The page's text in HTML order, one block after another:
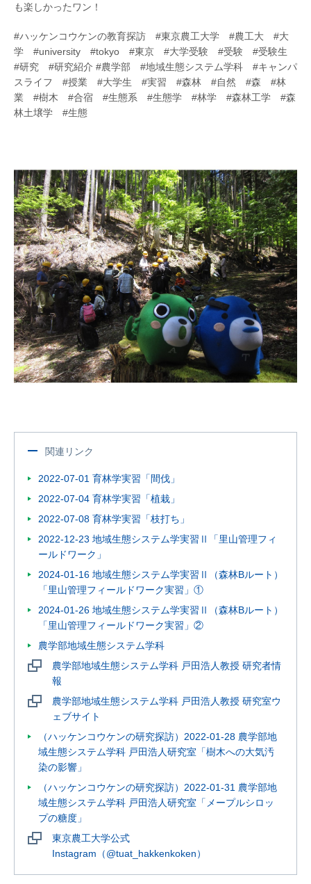
も楽しかったワン！
#ハッケンコウケンの教育探訪 #東京農工大学 #農工大 #大
学 #university #tokyo #東京 #大学受験 #受験 #受験生
#研究 #研究紹介 #農学部 #地域生態システム学科 #キャンパ
スライフ #授業 #大学生 #実習 #森林 #自然 #森 #林
業 #樹木 #合宿 #生態系 #生態学 #林学 #森林工学 #森
林土壌学 #生態
関連リンク
2022-07-01 育林学実習「間伐」
2022-07-04 育林学実習「植栽」
2022-07-08 育林学実習「枝打ち」
2022-12-23 地域生態システム学実習Ⅱ「里山管理フィ
ールドワーク」
2024-01-16 地域生態システム学実習Ⅱ（森林Bルート）
「里山管理フィールドワーク実習」①
2024-01-26 地域生態システム学実習Ⅱ（森林Bルート）
「里山管理フィールドワーク実習」②
農学部地域生態システム学科
農学部地域生態システム学科 戸田浩人教授 研究者情
報
農学部地域生態システム学科 戸田浩人教授 研究室ウ
ェブサイト
（ハッケンコウケンの研究探訪）2022-01-28 農学部地
域生態システム学科 戸田浩人研究室「樹木への大気汚
染の影響」
（ハッケンコウケンの研究探訪）2022-01-31 農学部地
域生態システム学科 戸田浩人研究室「メープルシロッ
プの糖度」
東京農工大学公式
Instagram（@tuat_hakkenkoken）